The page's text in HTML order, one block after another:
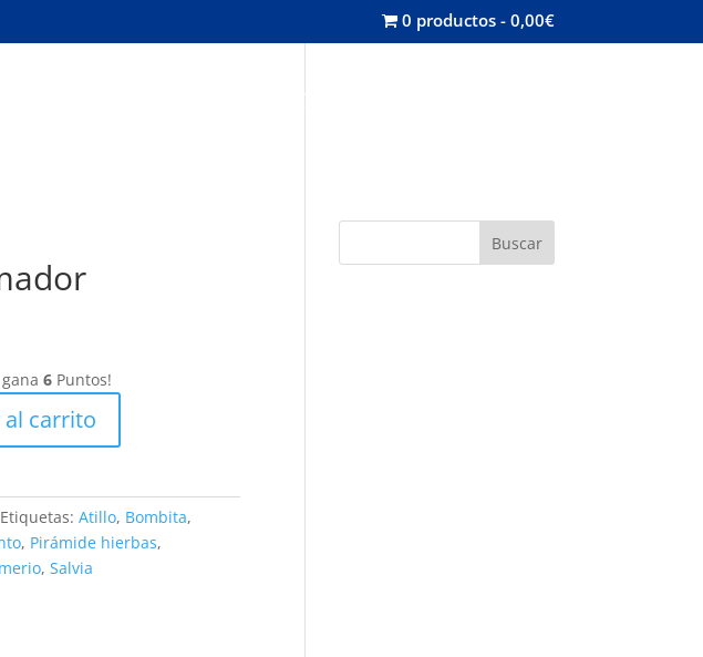
0 productos 0,00€
gana6 Puntos!
carrito
Etiquetas:Atillo, Bombita,
, Pirámide hierbas,
,Salvia
Buscar